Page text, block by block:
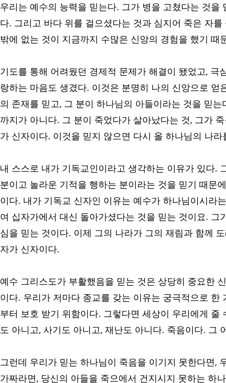
우리는 예수의 능력을 믿는다. 그가 병을 고쳤다는 것을
다. 그리고 바다 위를 걸으셨다는 것과 심지어 죽은 자
밖에 없는 것이 지금까지 수많은 신앙의 경험을 했기 때
기도를 통해 어려웠던 경제적 문제가 해결이 됐었고, 극
랑하는 마음도 생겼다. 이것은 분명히 나의 신앙으로 얻
의 존재를 믿고, 그 분이 하나님의 아들이라는 것을 믿
까지가 아니다. 그 분이 죽었다가 살아났다는 것, 그가
가 신자이다. 이것을 믿지 않으면 다시 올 하나님의 나
내 스스로 내가 기독교인이라고 생각하는 이유가 있다.
분이고 놀라운 기적을 행하는 분이라는 것을 믿기 때문
이다. 내가 기독교 신자인 이유는 예수가 하나님이시라
여 십자가에서 대신 돌아가셨다는 것을 믿는 것이요. 그
심을 믿는 것이다. 이제 그의 나라가 그의 재림과 함께
자가 신자이다.
예수 그리스도가 부활했음을 믿는 것은 상당히 중요한
이다. 우리가 저마다 종교를 갖는 이유는 궁극적으로 한
부터 보호 받기 위함이다. 그렇다면 세상이 우리에게 줄
도 아니고, 사기도 아니고, 재난도 아니다. 죽음이다. 그
그런데 우리가 믿는 하나님이 죽음을 이기지 못한다면,
가짜라면, 당신의 아들을 죽으에서 건지시지 못하는 하